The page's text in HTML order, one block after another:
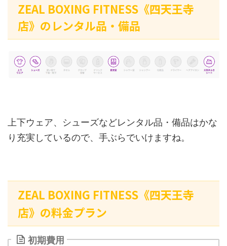
ZEAL BOXING FITNESS《四天王寺
店》のレンタル品・備品
上下ウェア、シューズなどレンタル品・備品はかな
り充実しているので、手ぶらでいけますね。
ZEAL BOXING FITNESS《四天王寺
店》の料金プラン
初期費用